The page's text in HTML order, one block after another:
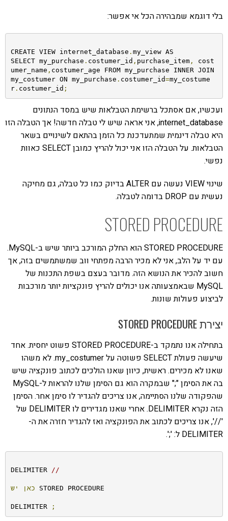
בלי דוגמא שמבהירה הכל אי אפשר:
CREATE VIEW internet_database . my_view AS
SELECT my_purchase . costumer_id , purchase_item,
cost
umer_name , costumer_age FROM my_purchase INNER JOIN
my_costumer ON my_purchase . costumer_id=my_costume
r. costumer_id ;
ועכשיו, אם אסתכל ברשימת הטבלאות שיש במסד הנתונים
internet_database, אני אראה שיש לי טבלה חדשה! אך הטבלה הזו
היא טבלה דינמית שמתעדכנת כל הזמן בהתאם לשינויים בשאר
הטבלאות. על הטבלה הזו אני יכול להריץ כמובן SELECT כאוות
נפשי.
שינוי VIEW נעשה עם ALTER בדיוק כמו כל טבלה, גם מחיקה
נעשית עם DROP בדומה לטבלה.
STORED PROCEDURE
STORED PROCEDURE הוא החלק המורכב ביותר שיש ב-MySQL.
עם יד על הלב, אני לא מכיר הרבה מפתחי ווב שמשתמשים בזה, אך
חשוב להכיר את הנושא הזה. מדובר בעצם בשפת התכנות של
MySQL שבאמצעותה אנו יכולים להריץ פונקציות יותר מורכבות
לביצוע פעולות שונות.
יצירת STORED PROCEDURE
בתחילה אנו נתמקד ב-STORED PROCEDURE פשוט יחסית. אחד
שיעשה פעולת SELECT פשוטה על my_costumer. לא משהו
שאנו לא מכירים. ראשית, כיוון שאנו הולכים לכתוב פונקציה שיש
בה את הסימן ";" שבמקרה הוא גם הסימן שלנו להראות ל-MySQL
שהפקודה שלנו הסתיימה, אנו צריכים להגדיר לו סימן אחר. הסימן
הזה נקרא DELIMITER. אחרי שאנו מגדירים לו DELIMITER של
'//', אנו צריכים לכתוב את הפונקציה ואז להגדיר חזרה את ה-
DELIMITER ל: ';'.
DELIMITER //
כאן יש STORED PROCEDURE
DELIMITER ;